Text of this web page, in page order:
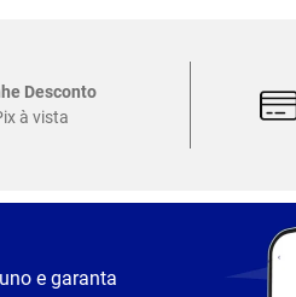
Desconto
à vista
e garanta